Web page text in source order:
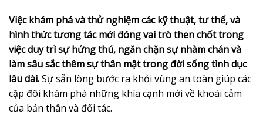
Việc khám phá và thử nghiệm các kỹ thuật, tư thế, và
hình thức tương tác mới đóng vai trò then chốt trong
việc duy trì sự hứng thú, ngăn chặn sự nhàm chán và
làm sâu sắc thêm sự thân mật trong đời sống tình dục
lâu dài.Sự sẵn lòng bước ra khỏi vùng an toàn giúp các
cặp đôi khám phá những khía cạnh mới về khoái cảm
của bản thân và đối tác.